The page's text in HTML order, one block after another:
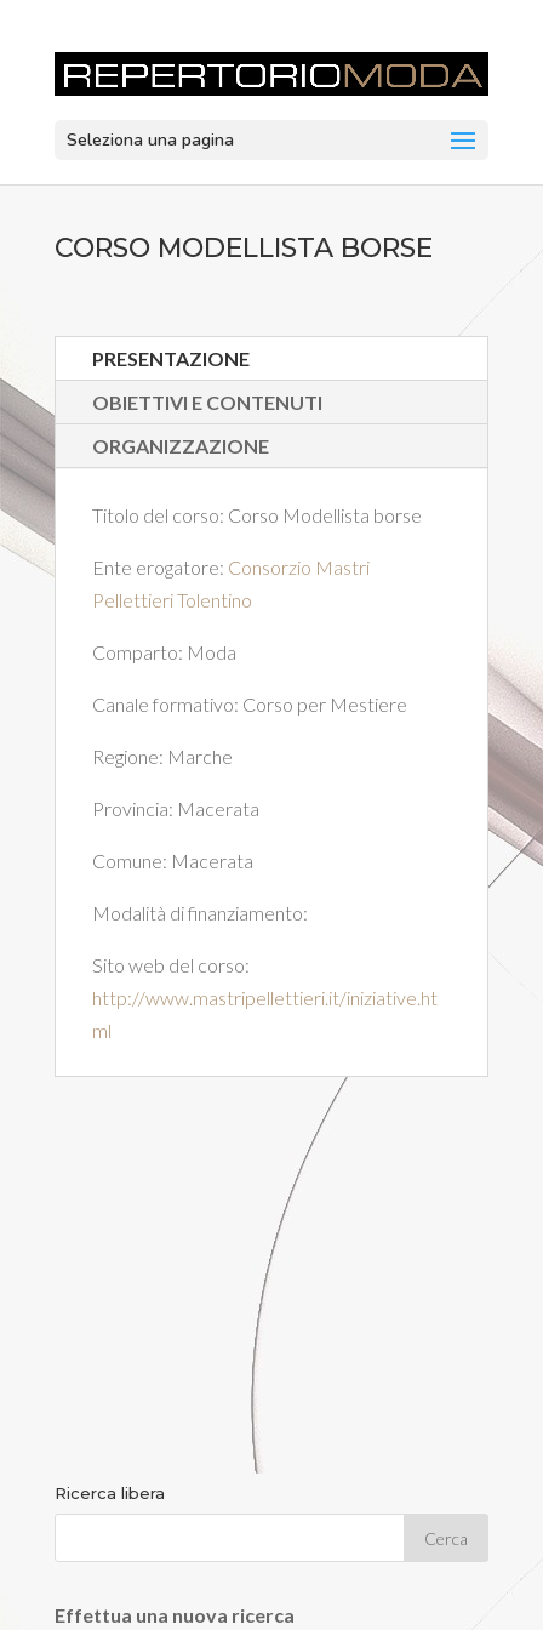
Seleziona una pagina
CORSO MODELLISTA BORSE
PRESENTAZIONE
OBIETTIVI E CONTENUTI
ORGANIZZAZIONE
Titolo del corso: Corso Modellista borse
Ente erogatore: Consorzio Mastri
Pellettieri Tolentino
Comparto: Moda
Canale formativo: Corso per Mestiere
Regione: Marche
Provincia: Macerata
Comune: Macerata
Modalità di finanziamento:
Sito web del corso:
http://www.mastripellettieri.it/iniziative.ht
ml
Ricerca libera
Effettua una nuova ricerca